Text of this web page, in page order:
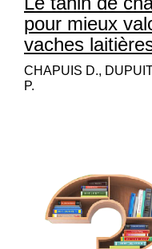
pour mieux
vaches
CHAPUIS D.,
P.